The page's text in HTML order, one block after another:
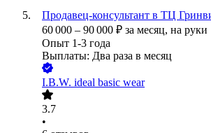
Продавец-консультант в ТЦ
60 000 – 90 000 ₽ за месяц, на руки
Опыт 1-3 года
Выплаты: Два раза в месяц
I.B.W. ideal basic wear
3.7
•